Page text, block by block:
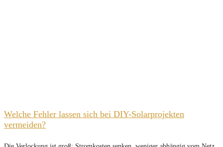
Welche Fehler lassen sich bei DIY-Solarprojekten
vermeiden?